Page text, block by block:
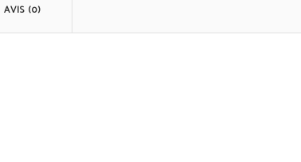
AVIS (0)